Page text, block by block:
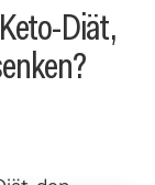
Diät,